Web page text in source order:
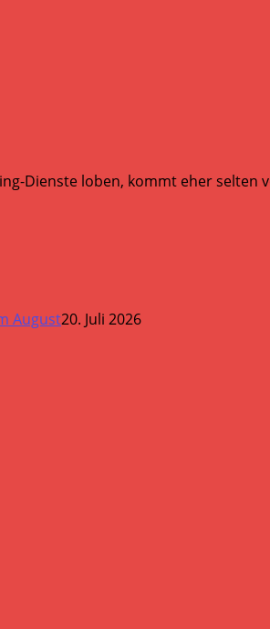
Dienste loben, kommt eher selten
August20. Juli 2026